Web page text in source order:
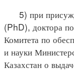
5) при
(PhD), доктора
Комитета по
и науки
Казахстан о